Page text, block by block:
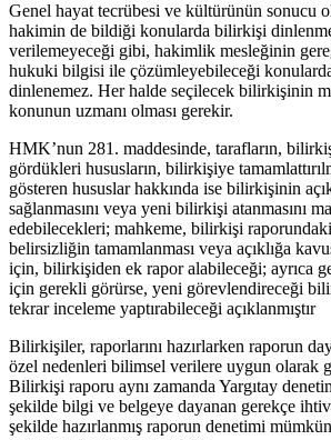
Genel hayat tecrübesi ve kültürünün sonucu
hakimin de bildiği konularda bilirkişi
verilemeyeceği gibi, hakimlik mesleğinin
hukuki bilgisi ile çözümleyebileceği
dinlenemez. Her halde seçilecek bilirkişinin
konunun uzmanı olması gerekir.
HMK’nun 281. maddesinde, tarafların,
gördükleri hususların, bilirkişiye
gösteren hususlar hakkında ise bilirkişinin
sağlanmasını veya yeni bilirkişi atanmasını
edebilecekleri; mahkeme, bilirkişi
belirsizliğin tamamlanması veya açıklığa
için, bilirkişiden ek rapor alabileceği; ayrıca
için gerekli görürse, yeni görevlendireceği
tekrar inceleme yaptırabileceği açıklanmıştır
Bilirkişiler, raporlarını hazırlarken raporun
özel nedenleri bilimsel verilere uygun olarak
Bilirkişi raporu aynı zamanda Yargıtay
şekilde bilgi ve belgeye dayanan gerekçe
şekilde hazırlanmış raporun denetimi